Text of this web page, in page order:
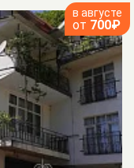
в августе
от 700₽